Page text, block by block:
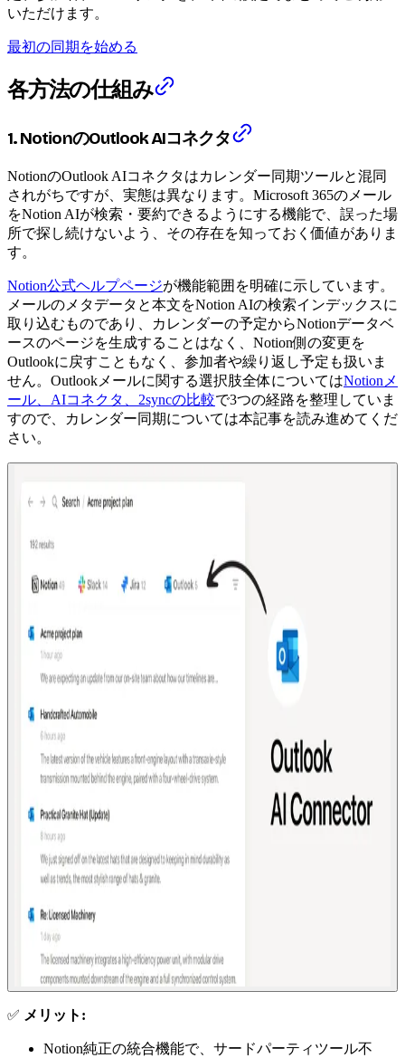
いただけます。
最初の同期を始める
各方法の仕組み
1. NotionのOutlook AIコネクタ
NotionのOutlook AIコネクタはカレンダー同期ツールと混同
されがちですが、実態は異なります。Microsoft 365のメール
をNotion AIが検索・要約できるようにする機能で、誤った場
所で探し続けないよう、その存在を知っておく価値がありま
す。
Notion公式ヘルプページが機能範囲を明確に示しています。
メールのメタデータと本文をNotion AIの検索インデックスに
取り込むものであり、カレンダーの予定からNotionデータベ
ースのページを生成することはなく、Notion側の変更を
Outlookに戻すこともなく、参加者や繰り返し予定も扱いま
せん。Outlookメールに関する選択肢全体についてはNotionメ
ール、AIコネクタ、2syncの比較で3つの経路を整理していま
すので、カレンダー同期については本記事を読み進めてくだ
さい。
✅ メリット:
Notion純正の統合機能で、サードパーティツール不